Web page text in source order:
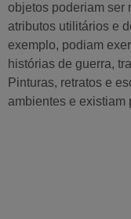
objetos poderiam ser
atributos utilitários e
exemplo, podiam
histórias de guerra,
Pinturas, retratos e
ambientes e existiam